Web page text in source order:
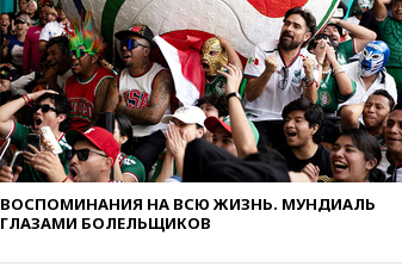
вчера, 18:39 Два человека
погибли в результате удара
ВСУ по многоэтажке в Керчи
вчера, 18:25Беспилотник
атаковал турецкий сухогруз у
побережья Новороссийска
вчера, 18:18Товарооборот
Китая и России вырос в этом
году более чем на четверть
вчера, 17:55Мужчина получил
ВОСПОМИНАНИЯ НА ВСЮ ЖИЗНЬ. МУНДИАЛЬ
ГЛАЗАМИ БОЛЕЛЬЩИКОВ